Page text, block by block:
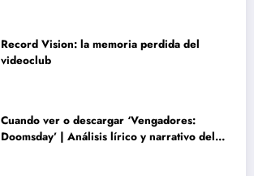
Record Vision: la memoria perdida del
videoclub
Cuando ver o descargar ‘Vengadores:
Doomsday’ | Análisis lírico y narrativo del